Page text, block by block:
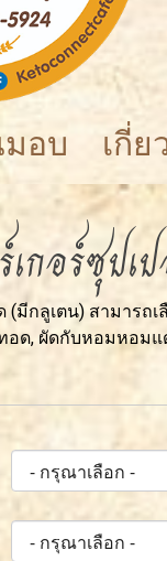
อบ เกี่
เกอร์ซุปเ
มีกลูเตน) สามารถเ
ด, ผัดกับหอมหอมแ